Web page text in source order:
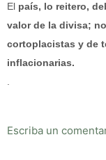
El país, lo reitero,
valor de la divisa;
cortoplacistas y de
inflacionarias.
Escriba un